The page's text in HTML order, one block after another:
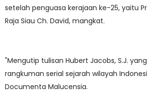
setelah penguasa kerajaan ke-25, yaitu
Raja Siau Ch. David, mangkat.
"Mengutip tulisan Hubert Jacobs, S.J.
rangkuman serial sejarah wilayah
Documenta Malucensia.